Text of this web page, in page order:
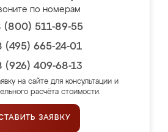
по номерам
(800) 511-89-55
(495) 665-24-01
(926) 409-68-13
на сайте для консультации и
расчёта стоимости.
ЗАЯВКУ